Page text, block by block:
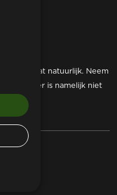
kan dat natuurlijk. Neem
maken, er is namelijk niet